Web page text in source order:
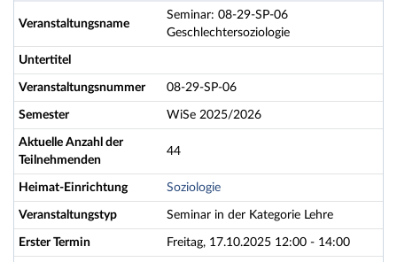
Veranstaltungsname
Seminar: 08-29-SP-06
Geschlechtersoziologie
Untertitel
Veranstaltungsnummer 08-29-SP-06
Semester WiSe 2025/2026
Aktuelle Anzahl der
Teilnehmenden
44
Heimat-Einrichtung Soziologie
Veranstaltungstyp Seminar in der Kategorie Lehre
Erster Termin Freitag, 17.10.2025 12:00 - 14:00